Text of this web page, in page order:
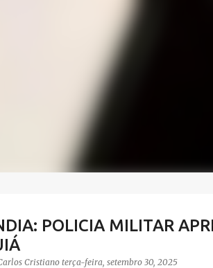
POLICIA MILITAR
Cristianoterça-feira, setembro 30, 2025